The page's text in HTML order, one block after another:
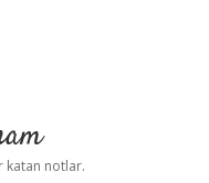
katan notlar.